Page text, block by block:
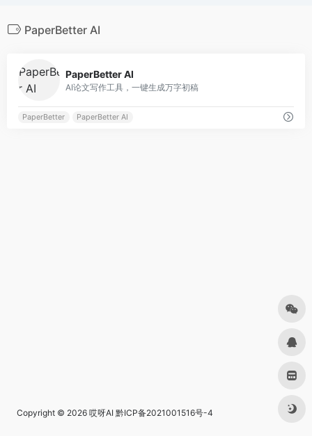
PaperBetter AI
PaperBetter AI
AI论文写作工具，一键生成万字初稿
PaperBetter PaperBetter AI
Copyright © 2026 哎呀AI 黔ICP备2021001516号-4